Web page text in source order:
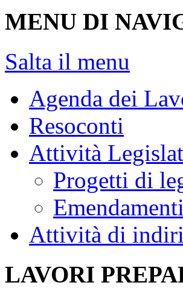
MENU DI
Salta il menu
Agenda dei
Resoconti
Attività
Progetti di
Emendamenti
Attività di
LAVORI